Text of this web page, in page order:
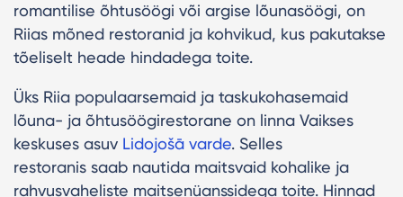
romantilise õhtusöögi või argise lõunasöögi, on
Riias mõned restoranid ja kohvikud, kus pakutakse
tõeliselt heade hindadega toite.
Üks Riia populaarsemaid ja taskukohasemaid
lõuna- ja õhtusöögirestorane on linna Vaikses
keskuses asuv Lidojošā varde. Selles
restoranis saab nautida maitsvaid kohalike ja
rahvusvaheliste maitsenüanssidega toite. Hinnad